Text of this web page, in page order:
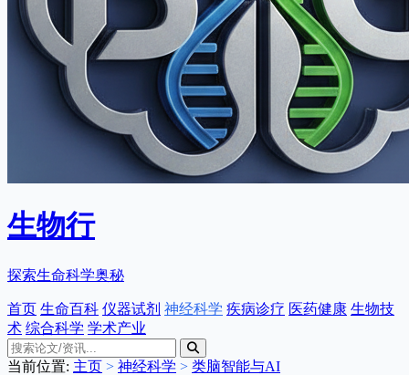
生物行
探索生命科学奥秘
首页 生命百科 仪器试剂 神经科学 疾病诊疗 医药健康 生物技
术 综合科学 学术产业
当前位置: 主页 > 神经科学 > 类脑智能与AI